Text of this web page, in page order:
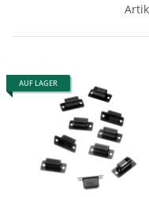
AUF LAGER